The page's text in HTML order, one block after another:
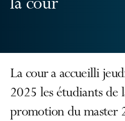
la cour
La cour a accueilli
2025 les étudiants de
promotion du master